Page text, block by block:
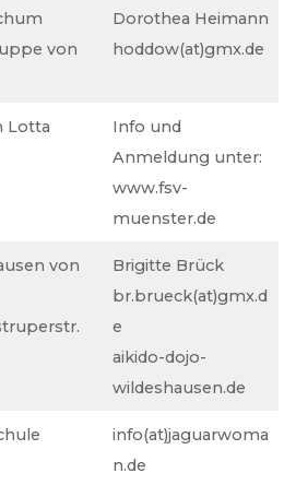
von
Dorothea Heimann
hoddow(at)gmx.de
Lotta
Info und
Anmeldung unter:
www.fsv-
muenster.de
von
Brigitte Brück
br.brueck(at)gmx.d
e
aikido-dojo-
wildeshausen.de
info(at)jaguarwoma
n.de